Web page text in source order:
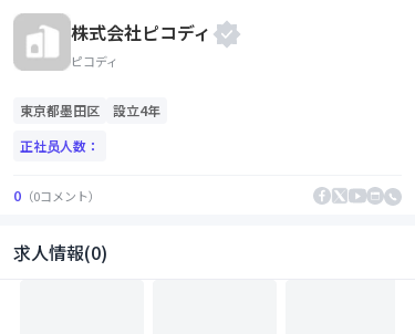
株式会社ピコディ
ピコディ
東京都墨田区
設立4年
正社员人数：
0 （0コメント）
求人情報(0)